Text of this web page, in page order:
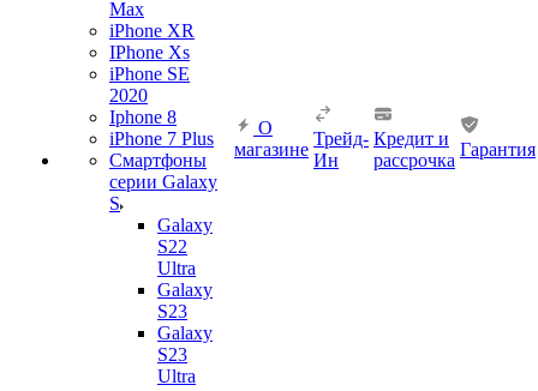
Max
iPhone XR
IPhone Xs
iPhone SE
2020
Iphone 8
iPhone 7 Plus
Смартфоны
серии Galaxy
S
Galaxy
S22
Ultra
Galaxy
S23
Galaxy
S23
Ultra
О
магазине
Трейд-
Ин
Кредит и
рассрочка
Гарантия